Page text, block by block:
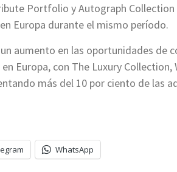
Portfolio y Autograph
Europa durante el mismo período.
aumento en las oportunidades de
Europa, con The Luxury
más del 10 por ciento de las
WhatsApp